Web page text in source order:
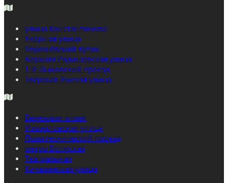
улица Константинова
Якорная улица
Хорошёвский тупик
Верхняя Радищевская улица
1-й Лыковский проезд
Тверская-Ямская улица
Берёзовая аллея
Измайловская улица
Политехнический проезд
метро Волжская
Театральная
Качалинская улица